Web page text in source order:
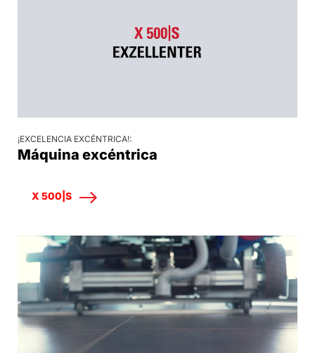
¡EXCELENCIA EXCÉNTRICA!:
Máquina excéntrica
X 500|S